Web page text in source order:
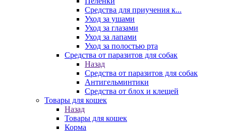
Средства для приучения к...
Уход за ушами
Уход за глазами
Уход за лапами
Уход за полостью рта
Средства от паразитов для собак
Назад
Средства от паразитов для собак
Антигельминтики
Средства от блох и клещей
Товары для кошек
Назад
Товары для кошек
Корма